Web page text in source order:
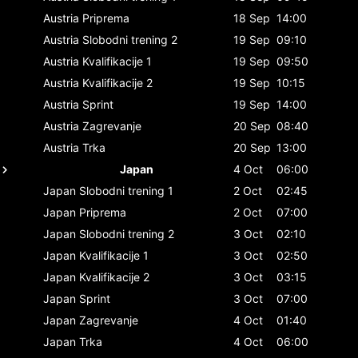
Austria Priprema 18 Sep 14:00
Austria Slobodni trening 2 19 Sep 09:10
Austria Kvalifikacije 1 19 Sep 09:50
Austria Kvalifikacije 2 19 Sep 10:15
Austria Sprint 19 Sep 14:00
Austria Zagrevanje 20 Sep 08:40
Austria Trka 20 Sep 13:00
Japan
4 Oct
06:00
Japan Slobodni trening 1 2 Oct
02:45
Japan Priprema 2 Oct
07:00
Japan Slobodni trening 2 3 Oct
02:10
Japan Kvalifikacije 1 3 Oct
02:50
Japan Kvalifikacije 2 3 Oct
03:15
Japan Sprint 3 Oct
07:00
Japan Zagrevanje 4 Oct
01:40
Japan Trka 4 Oct
06:00